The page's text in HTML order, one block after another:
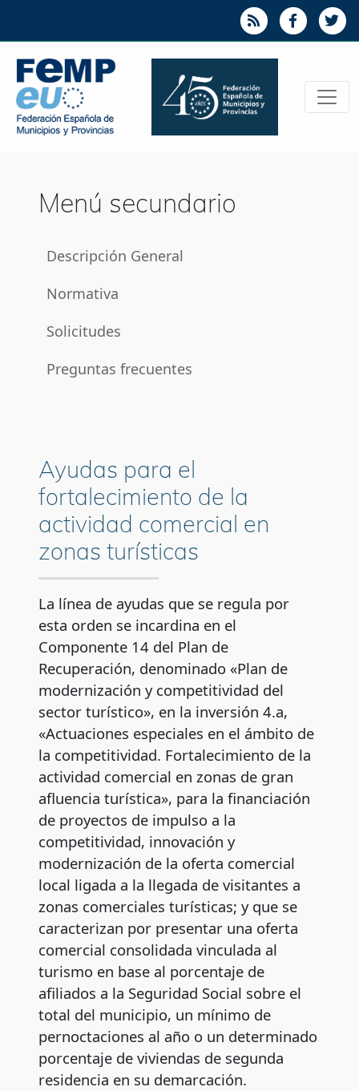
Menú secundario
Descripción General
Normativa
Solicitudes
Preguntas frecuentes
Ayudas para el
fortalecimiento de la
actividad comercial en
zonas turísticas
La línea de ayudas que se regula por
esta orden se incardina en el
Componente 14 del Plan de
Recuperación, denominado «Plan de
modernización y competitividad del
sector turístico», en la inversión 4.a,
«Actuaciones especiales en el ámbito de
la competitividad. Fortalecimiento de la
actividad comercial en zonas de gran
afluencia turística», para la financiación
de proyectos de impulso a la
competitividad, innovación y
modernización de la oferta comercial
local ligada a la llegada de visitantes a
zonas comerciales turísticas; y que se
caracterizan por presentar una oferta
comercial consolidada vinculada al
turismo en base al porcentaje de
afiliados a la Seguridad Social sobre el
total del municipio, un mínimo de
pernoctaciones al año o un determinado
porcentaje de viviendas de segunda
residencia en su demarcación.